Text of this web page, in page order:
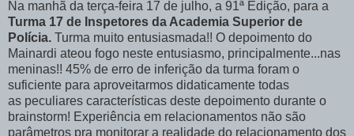
Na manhã da terça-feira 17 de julho, a 91ª Edição, para a
Turma 17 de Inspetores da Academia Superior de
Polícia. Turma muito entusiasmada!! O depoimento do
Mainardi ateou fogo neste entusiasmo, principalmente...nas
meninas!! 45% de erro de inferição da turma foram o
suficiente para aproveitarmos didaticamente todas
as peculiares características deste depoimento durante o
brainstorm! Experiência em relacionamentos não são
parâmetros pra monitorar a realidade do relacionamento dos